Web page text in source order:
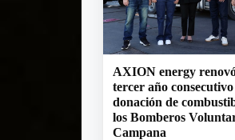
AXION energy
tercer año consecutivo
donación de
los Bomberos
Campana